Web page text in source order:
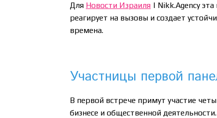
Для Новости Израиля | Nikk.Agency
реагирует на вызовы и создает
времена.
Участницы первой
В первой встрече примут участие
бизнесе и общественной